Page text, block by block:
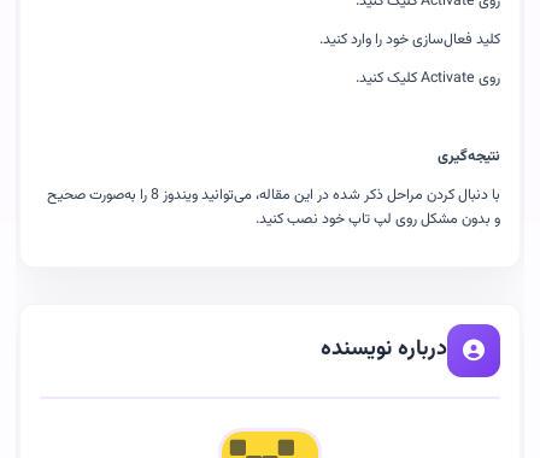
کلید فعال‌سازی خود را وارد کنید.
روی Activate کلیک کنید.
نتیجه‌گیری
با دنبال کردن مراحل ذکر شده در این مقاله، می‌توانید ویندوز 8 را به‌صورت صحیح
و بدون مشکل روی لپ تاپ خود نصب کنید.
درباره نویسنده